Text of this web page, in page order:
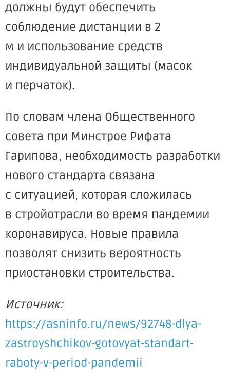
должны будут обеспечить
соблюдение дистанции в 2
м и использование средств
индивидуальной защиты (масок
и перчаток).
По словам члена Общественного
совета при Минстрое Рифата
Гарипова, необходимость разработки
нового стандарта связана
с ситуацией, которая сложилась
в стройотрасли во время пандемии
коронавируса. Новые правила
позволят снизить вероятность
приостановки строительства.
Источник:
https://asninfo.ru/news/92748-dlya-
zastroyshchikov-gotovyat-standart-
raboty-v-period-pandemii